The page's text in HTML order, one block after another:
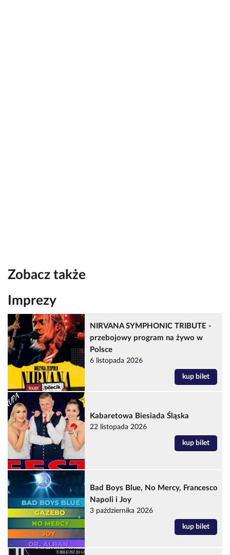
Zobacz także
Imprezy
NIRVANA SYMPHONIC TRIBUTE -
przebojowy program na żywo w
Polsce
6 listopada 2026
kup bilet
Kabaretowa Biesiada Śląska
22 listopada 2026
kup bilet
Bad Boys Blue, No Mercy, Francesco
Napoli i Joy
3 października 2026
kup bilet